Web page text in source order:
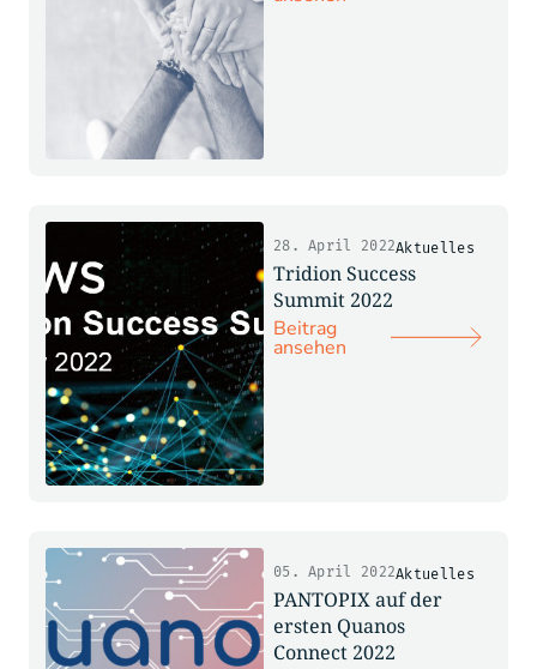
Aktuelles
28. April 2022
Tridion Success
Summit 2022
Beitrag
ansehen
Aktuelles
05. April 2022
PANTOPIX auf der
ersten Quanos
Connect 2022